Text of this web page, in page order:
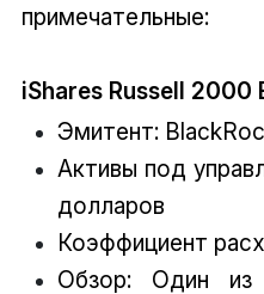
примечательные:
iShares Russell 2000
Эмитент:
Активы под
долларов
Коэффициент
Обзор: Один из